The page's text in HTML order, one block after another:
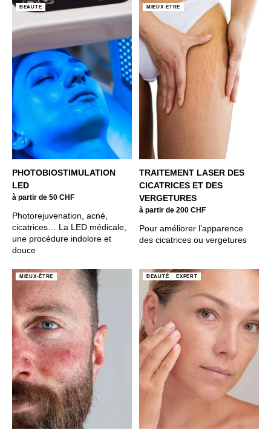
BEAUTÉ
PHOTOBIOSTIMULATION
LED
à partir de 50 CHF
Photorejuvenation, acné,
cicatrices… La LED médicale,
une procédure indolore et
douce
MIEUX-ÊTRE
TRAITEMENT LASER DES
CICATRICES ET DES
VERGETURES
à partir de 200 CHF
Pour améliorer l’apparence
des cicatrices ou vergetures
MIEUX-ÊTRE BEAUTÉ EXPERT